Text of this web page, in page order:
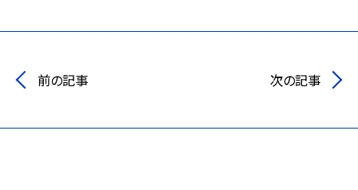
前の記事 次の記事